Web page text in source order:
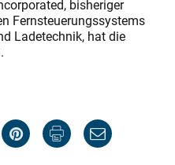
bisheriger
Fernsteuerungssystems
Ladetechnik, hat die